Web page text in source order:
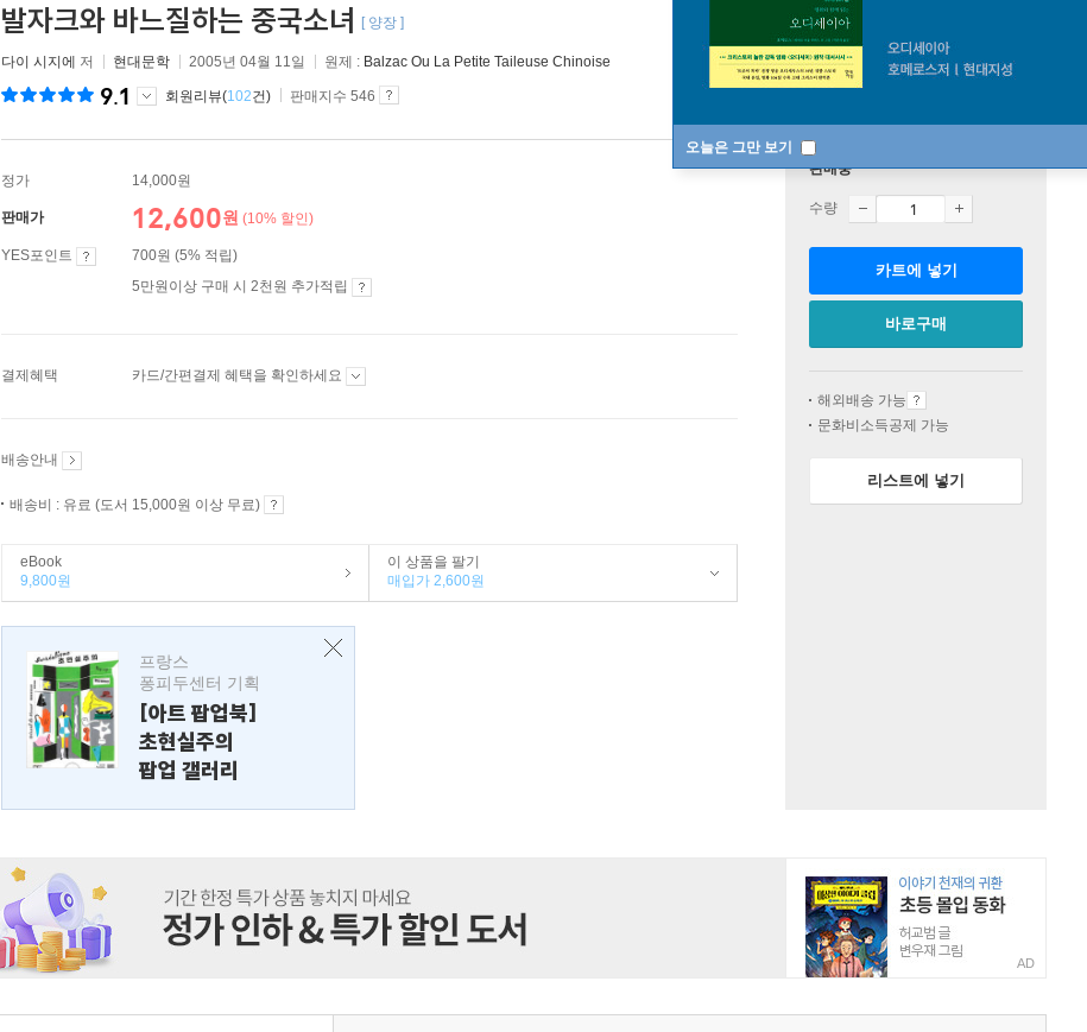
오늘은 그만 보기
발자크와 바느질하는 중국소녀 [ 양장 ]
다이 시지에 저 현대문학 2005년 04월 11일 원제 : Balzac Ou La Petite Taileuse Chinoise
9.1 회원리뷰(102건) 판매지수 546
정가 14,000원
판매가 12,600원 (10% 할인)
YES포인트
700원 (5% 적립)
5만원이상 구매 시 2천원 추가적립
결제혜택 카드/간편결제 혜택을 확인하세요
배송안내
배송비 : 유료 (도서 15,000원 이상 무료)
eBook
9,800원
이 상품을 팔기
매입가 2,600원
프랑스
퐁피두센터 기획
[아트 팝업북]
초현실주의
팝업 갤러리
판매중
수량
카트에 넣기
바로구매
해외배송 가능
문화비소득공제 가능
리스트에 넣기
AD